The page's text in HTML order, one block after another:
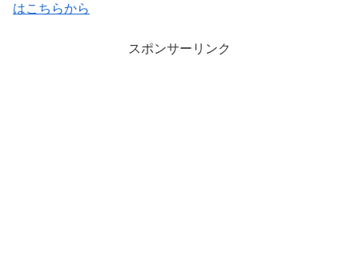
はこちらから
スポンサーリンク